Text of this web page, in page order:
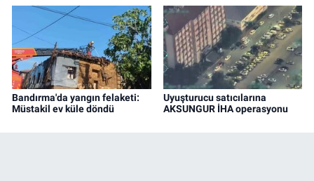
Bandırma'da yangın felaketi:
Müstakil ev küle döndü
Uyuşturucu satıcılarına
AKSUNGUR İHA operasyonu